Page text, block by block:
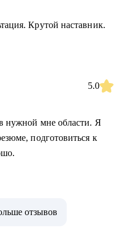
Крутой наставник.
5.0
нужной мне области. Я
подготовиться к
отзывов